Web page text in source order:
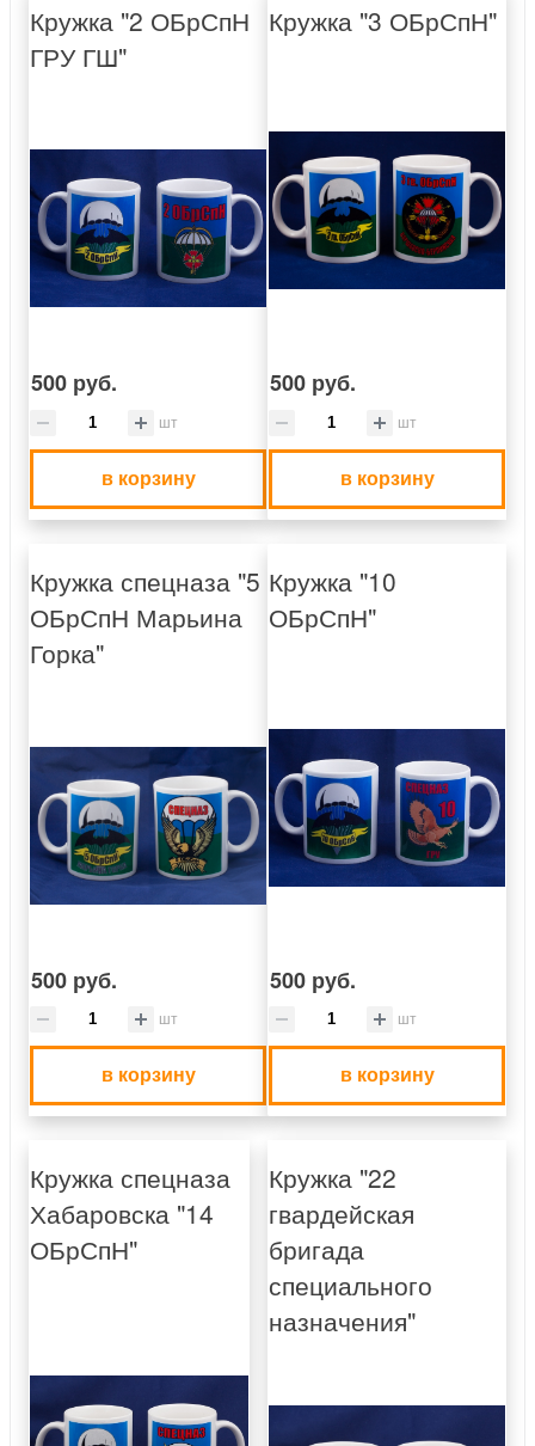
Кружка "2 ОБрСпН
ГРУ ГШ"
500 руб.
шт
в корзину
Кружка "3 ОБрСпН"
500 руб.
шт
в корзину
Кружка спецназа "5
ОБрСпН Марьина
Горка"
500 руб.
шт
в корзину
Кружка "10
ОБрСпН"
500 руб.
шт
в корзину
Кружка спецназа
Хабаровска "14
ОБрСпН"
Кружка "22
гвардейская
бригада
специального
назначения"